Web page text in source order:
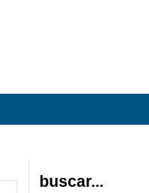
buscar...